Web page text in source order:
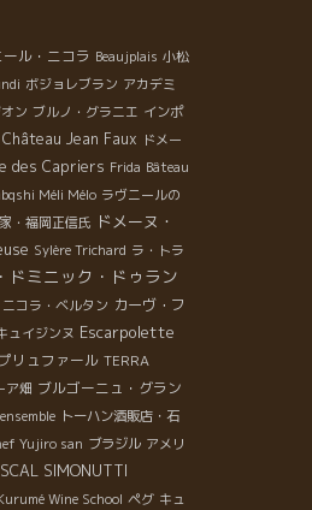
ール・ニコラ Beaujplais 小松
ボジョレブラン アカデミ
ン ブルノ・グラニエ インポ
Château Jean Faux ドメー
des Capriers Frida Bâteau
Méli Mélo ラヴニールの
・福岡正信氏 ドメーヌ・
Sylère Trichard ラ・トラ
ドミニック・ドゥラン
ニコラ・ベルタン カーヴ・フ
ュイジンヌ Escarpolette
リュファール TERRA
ア畑 ブルゴーニュ・グラン
トーハン酒販店・石
Yujiro san ブラジル アメリ
SIMONUTTI
Wine School ペグ キュ